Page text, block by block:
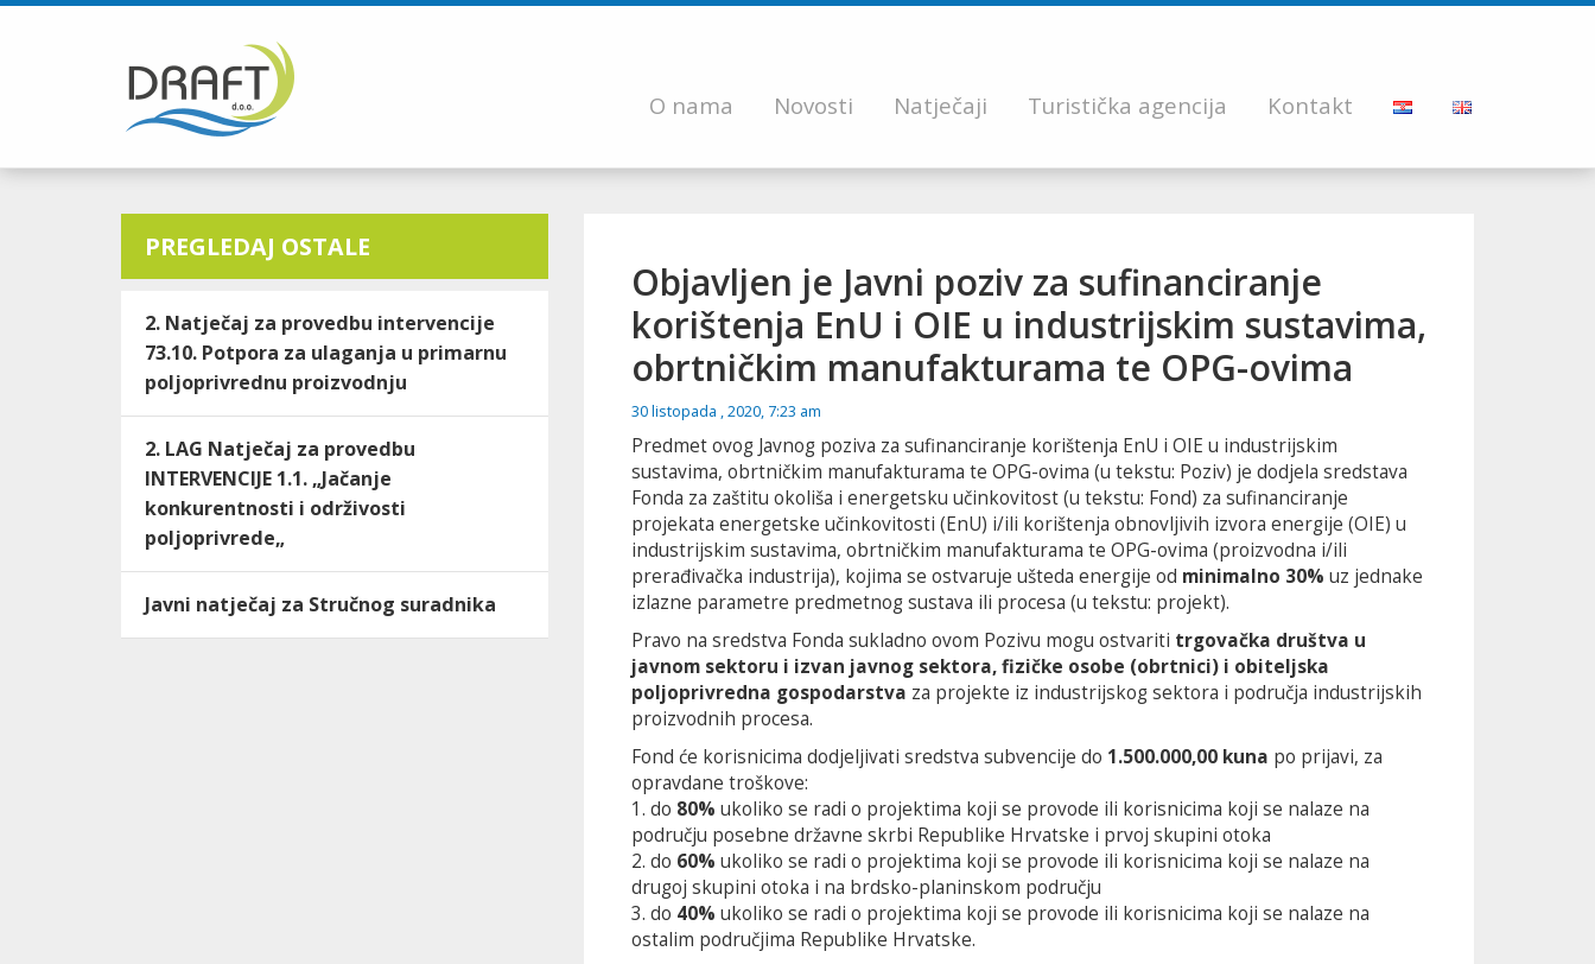
O nama Novosti Natječaji Turistička agencija Kontakt
PREGLEDAJ OSTALE
2. Natječaj za provedbu intervencije
73.10. Potpora za ulaganja u primarnu
poljoprivrednu proizvodnju
2. LAG Natječaj za provedbu
INTERVENCIJE 1.1. „Jačanje
konkurentnosti i održivosti
poljoprivrede„
Javni natječaj za Stručnog suradnika
Objavljen je Javni poziv za sufinanciranje
korištenja EnU i OIE u industrijskim sustavima,
obrtničkim manufakturama te OPG-ovima
30 listopada , 2020, 7:23 am
Predmet ovog Javnog poziva za sufinanciranje korištenja EnU i OIE u industrijskim
sustavima, obrtničkim manufakturama te OPG-ovima (u tekstu: Poziv) je dodjela sredstava
Fonda za zaštitu okoliša i energetsku učinkovitost (u tekstu: Fond) za sufinanciranje
projekata energetske učinkovitosti (EnU) i/ili korištenja obnovljivih izvora energije (OIE) u
industrijskim sustavima, obrtničkim manufakturama te OPG-ovima (proizvodna i/ili
prerađivačka industrija), kojima se ostvaruje ušteda energije od minimalno 30% uz jednake
izlazne parametre predmetnog sustava ili procesa (u tekstu: projekt).
Pravo na sredstva Fonda sukladno ovom Pozivu mogu ostvariti trgovačka društva u
javnom sektoru i izvan javnog sektora, fizičke osobe (obrtnici) i obiteljska
poljoprivredna gospodarstva za projekte iz industrijskog sektora i područja industrijskih
proizvodnih procesa.
Fond će korisnicima dodjeljivati sredstva subvencije do 1.500.000,00 kuna po prijavi, za
opravdane troškove:
1. do 80% ukoliko se radi o projektima koji se provode ili korisnicima koji se nalaze na
području posebne državne skrbi Republike Hrvatske i prvoj skupini otoka
2. do 60% ukoliko se radi o projektima koji se provode ili korisnicima koji se nalaze na
drugoj skupini otoka i na brdsko-planinskom području
3. do 40% ukoliko se radi o projektima koji se provode ili korisnicima koji se nalaze na
ostalim područjima Republike Hrvatske.